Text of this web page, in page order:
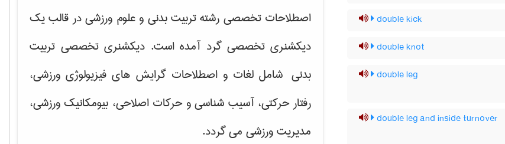
double kick
double knot
double leg
double leg and inside turnover
اصطلاحات تخصصی رشته تربیت بدنی و علوم ورزشی در قالب یک
دیکشنری تخصصی گرد آمده است. دیکشنری تخصصی تربیت
بدنی شامل لغات و اصطلاحات گرایش های فیزیولوژی ورزشی،
رفتار حرکتی، آسیب شناسی و حرکات اصلاحی، بیومکانیک ورزشی،
مدیریت ورزشیمی گردد.